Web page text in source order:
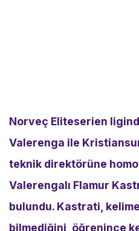
Norveç Eliteserien
Valerenga ile
teknik direktörüne
Valerengalı Flamur
bulundu. Kastrati,
bilmediğini, öğrenince